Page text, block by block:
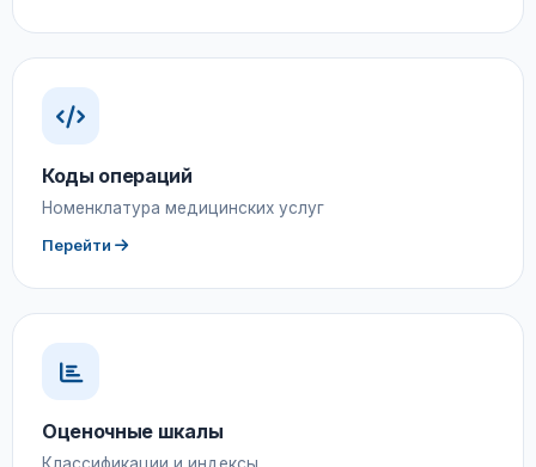
Коды операций
Номенклатура медицинских услуг
Перейти
Оценочные шкалы